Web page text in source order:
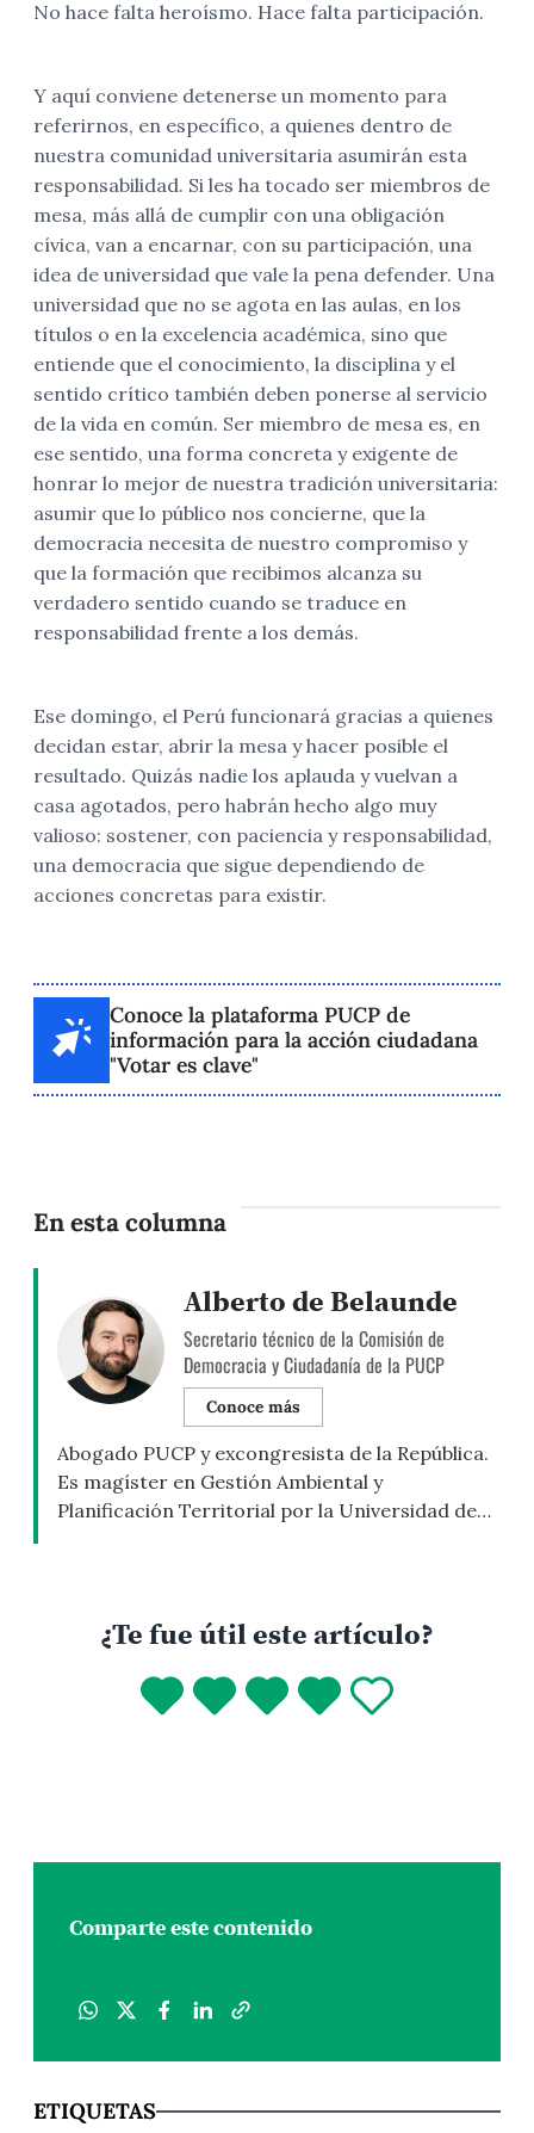
No hace falta heroísmo. Hace falta participación.
Y aquí conviene detenerse un momento para
referirnos, en específico, a quienes dentro de
nuestra comunidad universitaria asumirán esta
responsabilidad. Si les ha tocado ser miembros de
mesa, más allá de cumplir con una obligación
cívica, van a encarnar, con su participación, una
idea de universidad que vale la pena defender. Una
universidad que no se agota en las aulas, en los
títulos o en la excelencia académica, sino que
entiende que el conocimiento, la disciplina y el
sentido crítico también deben ponerse al servicio
de la vida en común. Ser miembro de mesa es, en
ese sentido, una forma concreta y exigente de
honrar lo mejor de nuestra tradición universitaria:
asumir que lo público nos concierne, que la
democracia necesita de nuestro compromiso y
que la formación que recibimos alcanza su
verdadero sentido cuando se traduce en
responsabilidad frente a los demás.
Ese domingo, el Perú funcionará gracias a quienes
decidan estar, abrir la mesa y hacer posible el
resultado. Quizás nadie los aplauda y vuelvan a
casa agotados, pero habrán hecho algo muy
valioso: sostener, con paciencia y responsabilidad,
una democracia que sigue dependiendo de
acciones concretas para existir.
Conoce la plataforma PUCP de
información para la acción ciudadana
"Votar es clave"
En esta columna
Alberto de Belaunde
Secretario técnico de la Comisión de
Democracia y Ciudadanía de la PUCP
Conoce más
Abogado PUCP y excongresista de la República.
Es magíster en Gestión Ambiental y
Planificación Territorial por la Universidad de
primer libro de cuentos: Todo queda en familia
(Pesopluma, 2026).
¿Te fue útil este artículo?
Comparte este contenido
ETIQUETAS